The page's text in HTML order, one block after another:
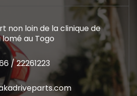
non loin de la clinique de
au Togo
/ 22261223